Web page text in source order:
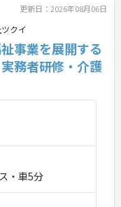
細やか
る体制
ことが
ップが
ムワ
があり
元され
更新日：2026年08月06日
クイ
事業を展開する
務者研修・介護
・車5分